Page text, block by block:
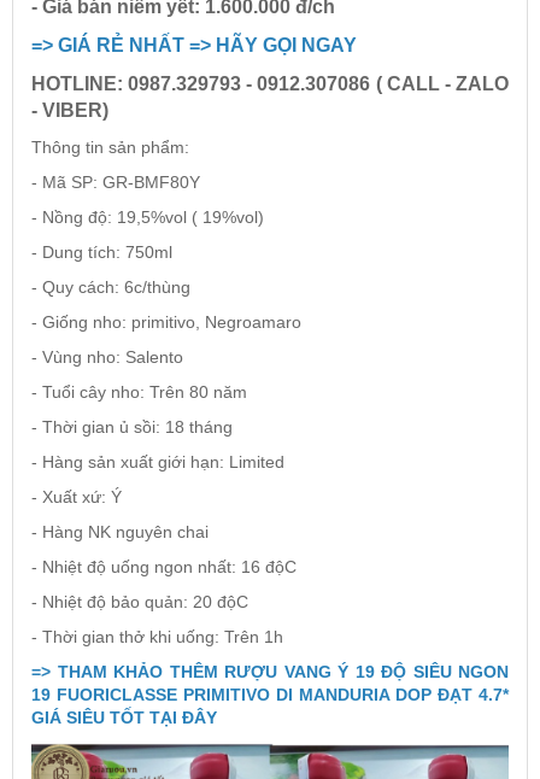
RƯỢU VANG ROMANIA GIÁ CỰC RẺ
RƯỢU VANG ĐỨC
- Giá bán niêm yết: 1.600.000 đ/ch
=> GIÁ RẺ NHẤT => HÃY GỌI NGAY
HOTLINE: 0987.329793 - 0912.307086 ( CALL - ZALO
- VIBER)
Thông tin sản phẩm:
- Mã SP: GR-BMF80Y
- Nồng độ: 19,5%vol ( 19%vol)
- Dung tích: 750ml
- Quy cách: 6c/thùng
- Giống nho: primitivo, Negroamaro
- Vùng nho: Salento
- Tuổi cây nho: Trên 80 năm
- Thời gian ủ sồi: 18 tháng
- Hàng sản xuất giới hạn: Limited
- Xuất xứ: Ý
- Hàng NK nguyên chai
- Nhiệt độ uống ngon nhất: 16 độC
- Nhiệt độ bảo quản: 20 độC
- Thời gian thở khi uống: Trên 1h
=> THAM KHẢO THÊM RƯỢU VANG Ý 19 ĐỘ SIÊU NGON
19 FUORICLASSE PRIMITIVO DI MANDURIA DOP ĐẠT 4.7*
GIÁ SIÊU TỐT TẠI ĐÂY